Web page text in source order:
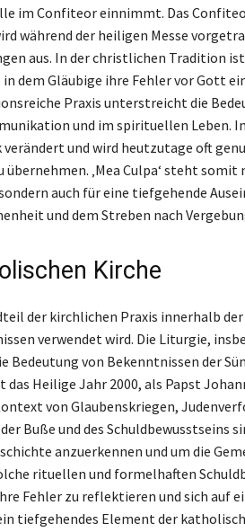
im Confiteor einnimmt. Das
während der heiligen Messe
aus. In der christlichen Tradition ist
dem Gläubige ihre Fehler vor Gott
Praxis unterstreicht die
und im spirituellen Leben.
und wird heutzutage oft
‚Mea Culpa‘ steht somit
auch für eine tiefgehende
und dem Streben nach
Kirche
der kirchlichen Praxis innerhalb
verwendet wird. Die Liturgie,
von Bekenntnissen der
Heilige Jahr 2000, als Papst
von Glaubenskriegen,
Buße und des Schuldbewusstseins
anzuerkennen und um die
rituellen und formelhaften
Fehler zu reflektieren und sich auf
tiefgehendes Element der